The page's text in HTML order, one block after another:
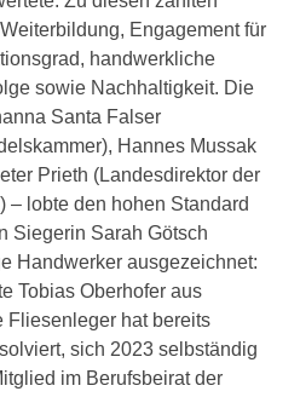
Engagement für
handwerkliche
sowie Nachhaltigkeit. Die
Santa Falser
Hannes Mussak
Prieth (Landesdirektor der
– lobte den hohen Standard
Siegerin Sarah Götsch
Handwerker ausgezeichnet:
Tobias Oberhofer aus
Fliesenleger hat bereits
sich 2023 selbständig
im Berufsbeirat der